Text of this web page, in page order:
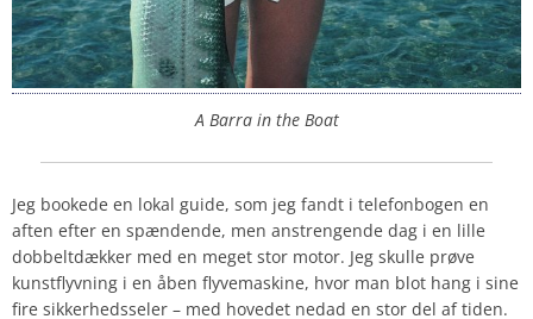
A Barra in the Boat
Jeg bookede en lokal guide, som jeg fandt i telefonbogen en
aften efter en spændende, men anstrengende dag i en lille
dobbeltdækker med en meget stor motor. Jeg skulle prøve
kunstflyvning i en åben flyvemaskine, hvor man blot hang i sine
fire sikkerhedsseler – med hovedet nedad en stor del af tiden.